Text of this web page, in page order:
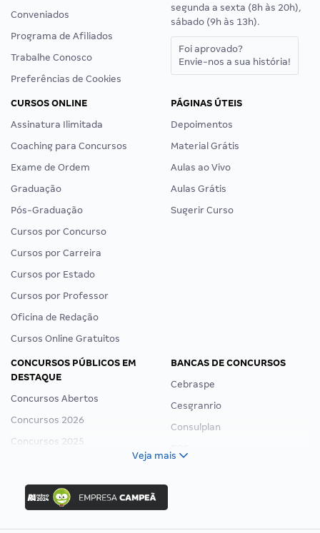
Conveniados
Programa de Afiliados
Trabalhe Conosco
Preferências de Cookies
segunda a sexta (8h às 20h),
sábado (9h às 13h).
Foi aprovado?
Envie-nos a sua história!
CURSOS ONLINE
Assinatura Ilimitada
Coaching para Concursos
Exame de Ordem
Graduação
Pós-Graduação
Cursos por Concurso
Cursos por Carreira
Cursos por Estado
Cursos por Professor
Oficina de Redação
Cursos Online Gratuitos
PÁGINAS ÚTEIS
Depoimentos
Material Grátis
Aulas ao Vivo
Aulas Grátis
Sugerir Curso
CONCURSOS PÚBLICOS EM
DESTAQUE
Concursos Abertos
Concursos 2026
Concursos 2025
Concurso Ibama
Concurso MPU
Editais publicados
BANCAS DE CONCURSOS
Cebraspe
Cesgranrio
Consulplan
Veja mais